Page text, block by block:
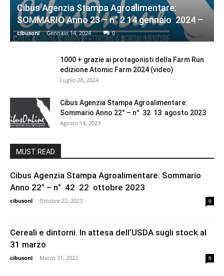
Cibus Agenzia Stampa Agroalimentare:
SOMMARIO Anno 23 – n° 2 14 gennaio 2024 –
cibusonl - Gennaio 14, 2024 0
1000 + grazie ai protagonisti della Farm Run
edizione Atomic Farm 2024 (video)
Luglio 28, 2024
Cibus Agenzia Stampa Agroalimentare:
Sommario Anno 22° – n° 32 13 agosto 2023
Agosto 14, 2023
MUST READ
Cibus Agenzia Stampa Agroalimentare: Sommario
Anno 22° – n° 42 22 ottobre 2023
cibusonl - Ottobre 22, 2023 0
Cereali e dintorni. In attesa dell’USDA sugli stock al
31 marzo
cibusonl - Marzo 31, 2022 0